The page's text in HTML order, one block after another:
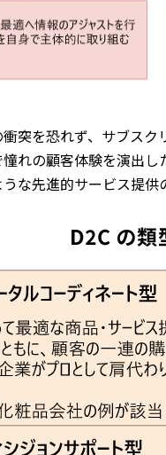
突を恐れず、サブス
れの顧客体験を演出
な先進的サービス提供